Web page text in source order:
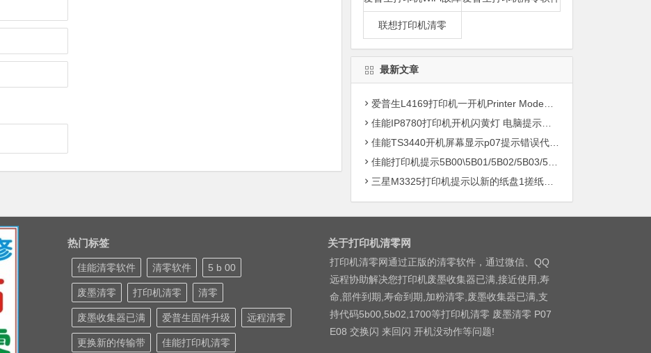
联想打印机清零
最新文章
爱普生L4169打印机一开机Printer Mode故障主板维修
佳能IP8780打印机开机闪黄灯 电脑提示错误5B00快速解决方案清零
佳能TS3440开机屏幕显示p07提示错误代码5B00快速解决方案 清零
佳能打印机提示5B00\5B01/5B02/5B03/5B04/5B11/5B12/5B13/5B14/1700/1702/1703/1704
三星M3325打印机提示以新的纸盘1搓纸轮进行更换
热门标签
佳能清零软件 清零软件 5 b 00
废墨清零 打印机清零 清零
废墨收集器已满 爱普生固件升级 远程清零
更换新的传输带 佳能打印机清零
关于打印机清零网
打印机清零网通过正版的清零软件，通过微信、QQ
远程协助解决您打印机废墨收集器已满,接近使用,寿
命,部件到期,寿命到期,加粉清零,废墨收集器已满,支
持代码5b00,5b02,1700等打印机清零 废墨清零 P07
E08 交换闪 来回闪 开机没动作等问题!